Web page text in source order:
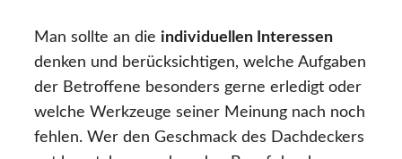
Man sollte an die individuellen Interessen
denken und berücksichtigen, welche Aufgaben
der Betroffene besonders gerne erledigt oder
welche Werkzeuge seiner Meinung nach noch
fehlen. Wer den Geschmack des Dachdeckers